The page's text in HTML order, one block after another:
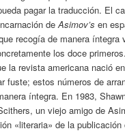
pagar la traducción. El
deAsimov’s en
recogía de manera íntegra
los doce
la revista americana nació
fuste; estos números de
íntegra. En 1983,
un viejo amigo de
«literaria» de la publicación